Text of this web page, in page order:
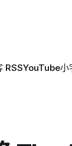
RSSYouTube小